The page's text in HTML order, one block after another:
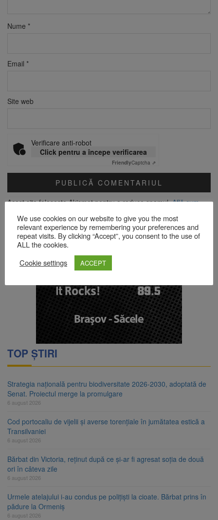
Nume *
Email *
Site web
Verificare anti-robot
Click pentru a începe verificarea
FriendlyCaptcha ⇗
Acest site folosește Akismet pentru a reduce spamul.Află cum
TOP ȘTIRI
Strategia națională pentru biodiversitate 2026-2030, adoptată de
Senat. Proiectul merge la promulgare
6 august 2026
Cod portocaliu de vijelii și averse torențiale în jumătatea estică a
Transilvaniei
6 august 2026
Bărbat din Victoria, reținut după ce și-ar fi agresat soția de două
ori în câteva zile
6 august 2026
Urmele atelajului i-au condus pe polițiști la cioate. Bărbat prins în
pădure la Ormeniș
6 august 2026
We use cookies on our website to give you the most
relevant experience by remembering your preferences and
repeat visits. By clicking “Accept”, you consent to the use of
ALL the cookies.
Cookie settings
ACCEPT